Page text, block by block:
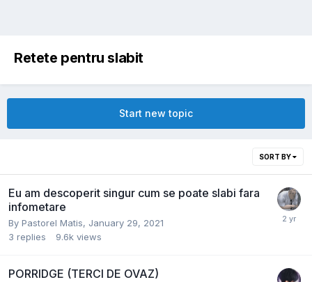
Retete pentru slabit
Start new topic
SORT BY
Eu am descoperit singur cum se poate slabi fara
infometare
By Pastorel Matis, January 29, 2021
3 replies 9.6k views
PORRIDGE (TERCI DE OVAZ)